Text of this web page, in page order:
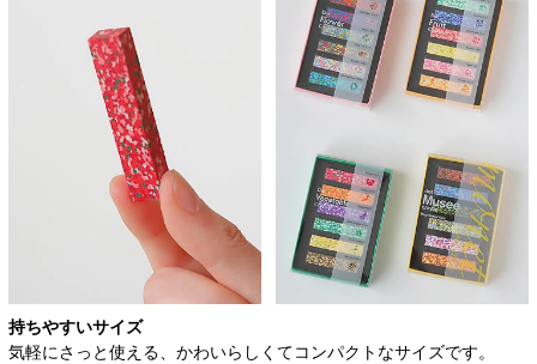
持ちやすいサイズ
気軽にさっと使える、かわいらしくてコンパクトなサイズです。